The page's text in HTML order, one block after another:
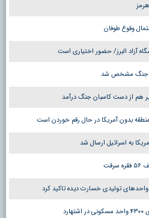
وقوع طوفان
آزاد البرز/ حضور اختیاری است
از جنگ مشخص شد
هم از دست کاسبان جنگ درآمد
بدون آمریکا در حال رقم خوردن است
واحدهای تولیدی خسارت دیده تاکید کرد